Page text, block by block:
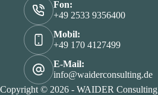
Fon:
+49 2533 9356400
Mobil:
+49 170 4127499
E-Mail:
info@waiderconsulting.de
Copyright © 2026 - WAIDER Consulting